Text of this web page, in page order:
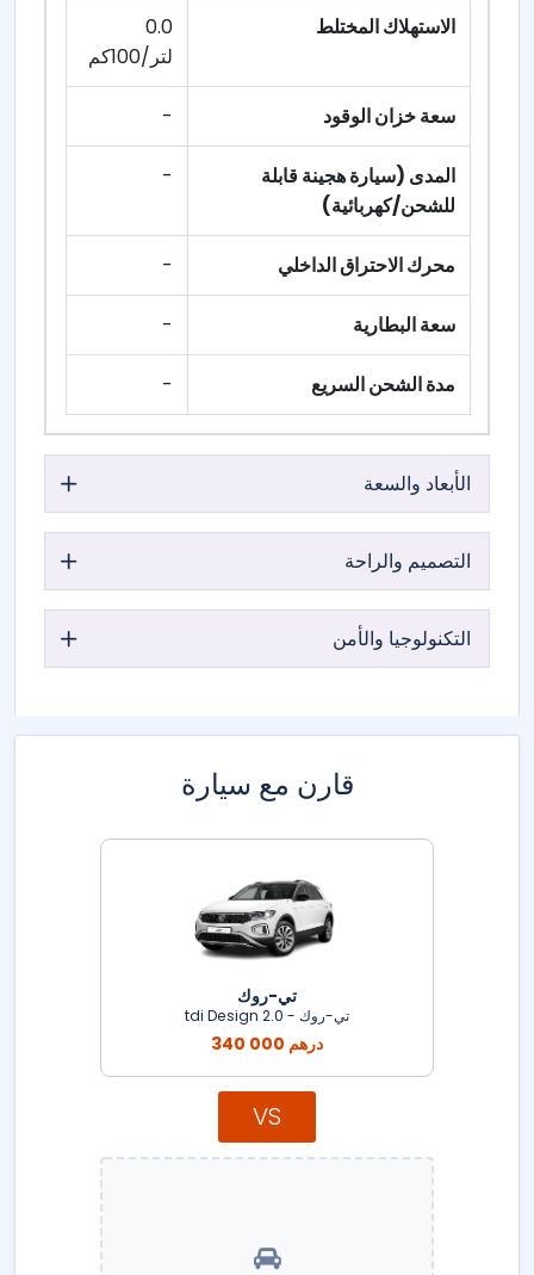
الاستهلاك المختلط
0.0
لتر/100كم
سعة خزان الوقود -
المدى (سيارة هجينة قابلة
للشحن/كهربائية)
-
محرك الاحتراق الداخلي -
سعة البطارية -
مدة الشحن السريع -
الأبعاد والسعة
التصميم والراحة
التكنولوجيا والأمن
قارن مع سيارة
تي-روك
تي-روك - 2.0 tdi Design
340 000 درهم
VS